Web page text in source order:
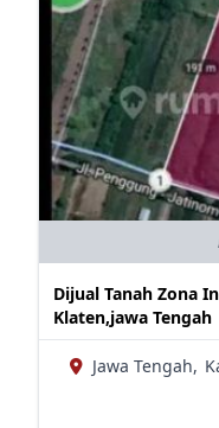
Dijual Tanah Zona
Klaten,jawa Tengah
Jawa Tengah,